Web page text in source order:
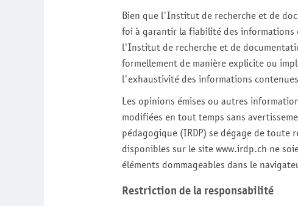
Bien que l'Institut de recherche et de
foi à garantir la fiabilité des informations
l'Institut de recherche et de
formellement de manière explicite ou
l'exhaustivité des informations
Les opinions émises ou autres
modifiées en tout temps sans
pédagogique (IRDP) se dégage de toute
disponibles sur le site www.irdp.ch ne
éléments dommageables dans le
Restriction de la responsabilité